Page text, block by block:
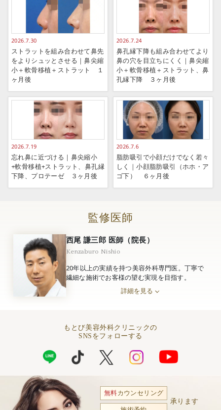
2026.7.30
ストラットを組み合わせて鼻先
をよりシュッとさせる｜鼻尖縮
小＋軟骨移植＋ストラット １
ヶ月後
2026.7.24
鼻孔縁下降も組み合わせてより
鼻の穴を目立ちにくく｜鼻尖縮
小＋軟骨移植＋ストラット、鼻
孔縁下降 ３ヶ月後
2026.7.19
忘れ鼻に近づける｜鼻尖縮小
+軟骨移植+ストラット、鼻孔縁
下降、プロテーゼ ３ヶ月後
2026.7.6
脂肪吸引で小顔だけでなく若々
しく｜小顔脂肪吸引（ホホ・ア
ゴ下） ６ヶ月後
監修医師
西尾 謙三郎 医師（院長）
Kenzaburo Nishio
20年以上の実績を持つ美容外科専門医。丁寧で
繊細な施術でお客様の望む実現を目指す。
詳細を見る
もとび美容外科クリニックの
SNSをフォローする
無料カウンセリング
承ります